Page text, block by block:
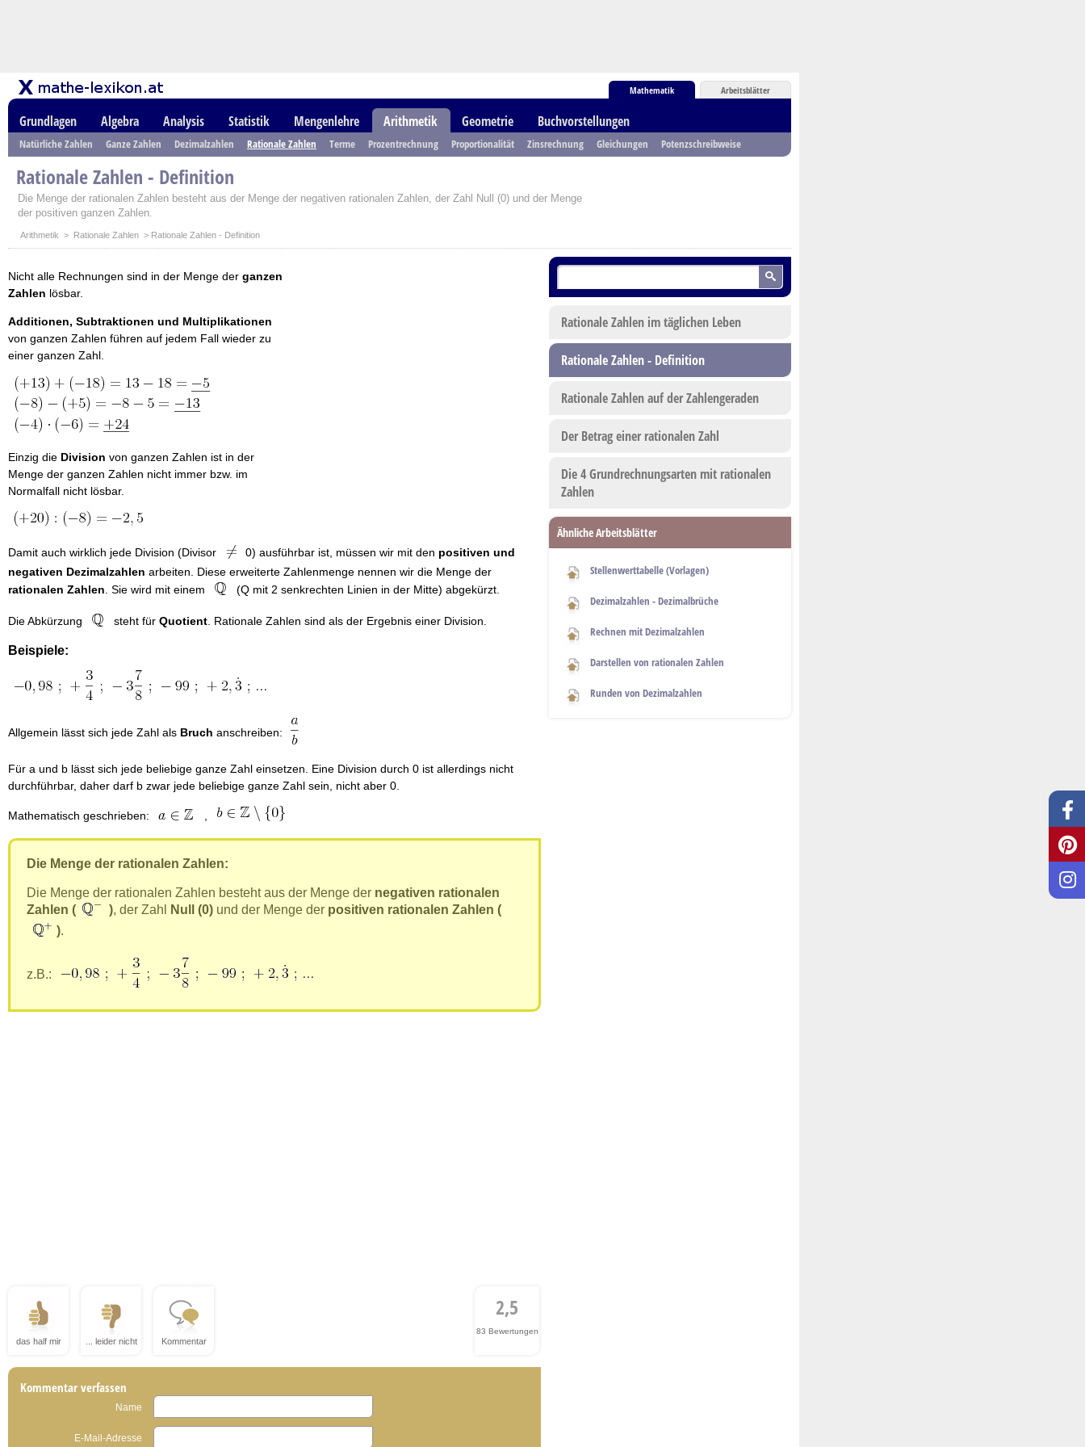
Mathematik Arbeitsblätter
Grundlagen Algebra Analysis Statistik Mengenlehre Arithmetik Geometrie Buchvorstellungen
Natürliche Zahlen Ganze Zahlen Dezimalzahlen Rationale Zahlen Terme Prozentrechnung Proportionalität Zinsrechnung Gleichungen Potenzschreibweise
Rationale Zahlen - Definition
Die Menge der rationalen Zahlen besteht aus der Menge der negativen rationalen Zahlen, der Zahl Null (0) und der Menge
der positiven ganzen Zahlen.
Arithmetik > Rationale Zahlen > Rationale Zahlen - Definition
Nicht alle Rechnungen sind in der Menge der ganzen
Zahlen lösbar.
Additionen, Subtraktionen und Multiplikationen
von ganzen Zahlen führen auf jedem Fall wieder zu
einer ganzen Zahl.
Einzig die Division von ganzen Zahlen ist in der
Menge der ganzen Zahlen nicht immer bzw. im
Normalfall nicht lösbar.
Damit auch wirklich jede Division (Divisor 0) ausführbar ist, müssen wir mit den positiven und
negativen Dezimalzahlen arbeiten. Diese erweiterte Zahlenmenge nennen wir die Menge der
rationalen Zahlen. Sie wird mit einem (Q mit 2 senkrechten Linien in der Mitte) abgekürzt.
Die Abkürzung steht für Quotient. Rationale Zahlen sind als der Ergebnis einer Division.
Beispiele:
Allgemein lässt sich jede Zahl als Bruch anschreiben:
Für a und b lässt sich jede beliebige ganze Zahl einsetzen. Eine Division durch 0 ist allerdings nicht
durchführbar, daher darf b zwar jede beliebige ganze Zahl sein, nicht aber 0.
Mathematisch geschrieben:
Die Menge der rationalen Zahlen:
Die Menge der rationalen Zahlen besteht aus der Menge der negativen rationalen
Zahlen (
), der Zahl Null (0) und der Menge der positiven rationalen Zahlen (
).
z.B.:
das half mir ... leider nicht Kommentar
2,5
83 Bewertungen
Kommentar verfassen
Name
E-Mail-Adresse
Rationale Zahlen im täglichen Leben
Rationale Zahlen - Definition
Rationale Zahlen auf der Zahlengeraden
Der Betrag einer rationalen Zahl
Die 4 Grundrechnungsarten mit rationalen
Zahlen
Ähnliche Arbeitsblätter
Stellenwerttabelle (Vorlagen)
Dezimalzahlen - Dezimalbrüche
Rechnen mit Dezimalzahlen
Darstellen von rationalen Zahlen
Runden von Dezimalzahlen